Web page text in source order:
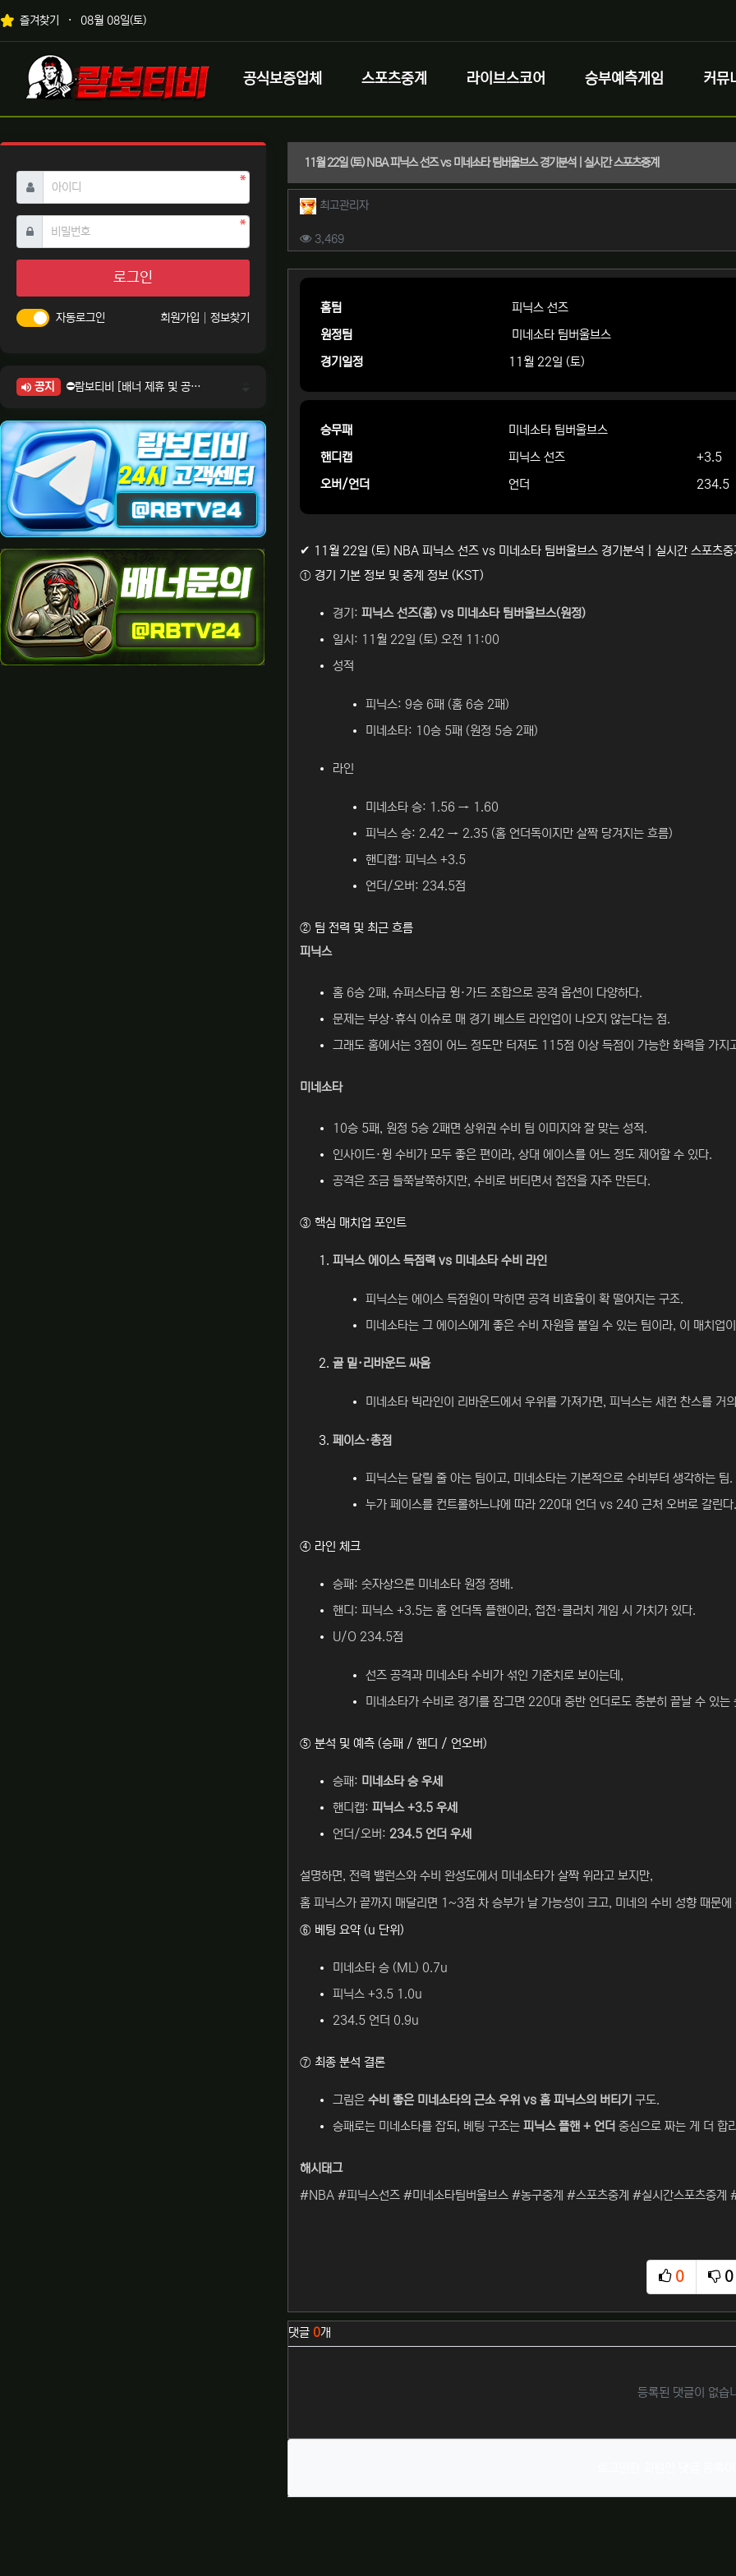
상단 네비
즐겨찾기 08월 08일(토)
메인 메뉴
로고
공식보증업체 스포츠중계 라이브스코어 승부예측게임 커뮤
11월 22일 (토) NBA 피닉스 선즈 vs 미네소타 팀버울브스 경기분석 | 실시간 스포츠중계
작성자 정보
최고관리자작성
컨텐츠 정보
3,469조회
본문
홈팀
피닉스 선즈
원정팀
미네소타 팀버울브스
경기일정
11월 22일 (토)
승무패
미네소타 팀버울브스
핸디캡
피닉스 선즈
+3.5
오버/언더
언더 234.5
✔ 11월 22일 (토) NBA 피닉스 선즈 vs 미네소타 팀버울브스 경기분석 | 실시간 스포츠중
① 경기 기본 정보 및 중계 정보 (KST)
경기: 피닉스 선즈(홈) vs 미네소타 팀버울브스(원정)
일시: 11월 22일 (토) 오전 11:00
성적
피닉스: 9승 6패 (홈 6승 2패)
미네소타: 10승 5패 (원정 5승 2패)
라인
미네소타 승: 1.56 → 1.60
피닉스 승: 2.42 → 2.35 (홈 언더독이지만 살짝 당겨지는 흐름)
핸디캡: 피닉스 +3.5
언더/오버: 234.5점
② 팀 전력 및 최근 흐름
피닉스
홈 6승 2패, 슈퍼스타급 윙·가드 조합으로 공격 옵션이 다양하다.
문제는 부상·휴식 이슈로 매 경기 베스트 라인업이 나오지 않는다는 점.
그래도 홈에서는 3점이 어느 정도만 터져도 115점 이상 득점이 가능한 화력을 가지
미네소타
10승 5패, 원정 5승 2패면 상위권 수비 팀 이미지와 잘 맞는 성적.
인사이드·윙 수비가 모두 좋은 편이라, 상대 에이스를 어느 정도 제어할 수 있다.
공격은 조금 들쭉날쭉하지만, 수비로 버티면서 접전을 자주 만든다.
③ 핵심 매치업 포인트
피닉스 에이스 득점력 vs 미네소타 수비 라인
피닉스는 에이스 득점원이 막히면 공격 비효율이 확 떨어지는 구조.
미네소타는 그 에이스에게 좋은 수비 자원을 붙일 수 있는 팀이라, 이 매치업
골 밑·리바운드 싸움
미네소타 빅라인이 리바운드에서 우위를 가져가면, 피닉스는 세컨 찬스를 거
페이스·총점
피닉스는 달릴 줄 아는 팀이고, 미네소타는 기본적으로 수비부터 생각하는 팀.
누가 페이스를 컨트롤하느냐에 따라 220대 언더 vs 240 근처 오버로 갈린다.
④ 라인 체크
승패: 숫자상으론 미네소타 원정 정배.
핸디: 피닉스 +3.5는 홈 언더독 플핸이라, 접전·클러치 게임 시 가치가 있다.
U/O 234.5점
선즈 공격과 미네소타 수비가 섞인 기준치로 보이는데,
미네소타가 수비로 경기를 잠그면 220대 중반 언더로도 충분히 끝날 수 있는
⑤ 분석 및 예측 (승패 / 핸디 / 언오버)
승패: 미네소타 승 우세
핸디캡: 피닉스 +3.5 우세
언더/오버: 234.5 언더 우세
설명하면, 전력 밸런스와 수비 완성도에서 미네소타가 살짝 위라고 보지만,
홈 피닉스가 끝까지 매달리면 1~3점 차 승부가 날 가능성이 크고, 미네의 수비 성향 때문
⑥ 베팅 요약 (u 단위)
미네소타 승 (ML) 0.7u
피닉스 +3.5 1.0u
234.5 언더 0.9u
⑦ 최종 분석 결론
그림은 수비 좋은 미네소타의 근소 우위 vs 홈 피닉스의 버티기 구도.
승패로는 미네소타를 잡되, 베팅 구조는 피닉스 플핸 + 언더 중심으로 짜는 게 더 합
해시태그
#NBA #피닉스선즈 #미네소타팀버울브스 #농구중계 #스포츠중계 #실시간스포츠중계
0
추천
0
비
관련자료
댓글 0개
등록된 댓글이 없습
아이디 필수
비밀번호필수
로그인
자동로그인 회원가입 정보찾기
공지
⛔람보티비 [배너 제휴 및 공식 입점 문의 안내]
⛔람보티비 [정회원 등급UP! 안내사항]
⛔람보티비 [채팅방 이용시 주의사항]
⛔람보티비 [공식보증업체 안내]